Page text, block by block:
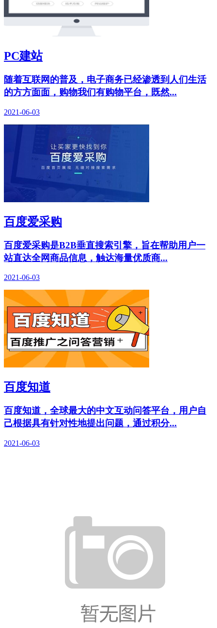
PC建站
随着互联网的普及，电子商务已经渗透到人们生活
的方方面面，购物我们有购物平台，既然...
2021-06-03
百度爱采购
百度爱采购是B2B垂直搜索引擎，旨在帮助用户一
站直达全网商品信息，触达海量优质商...
2021-06-03
百度知道
百度知道，全球最大的中文互动问答平台，用户自
己根据具有针对性地提出问题，通过积分...
2021-06-03